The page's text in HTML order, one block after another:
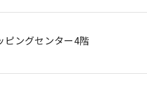
ングセンター4階